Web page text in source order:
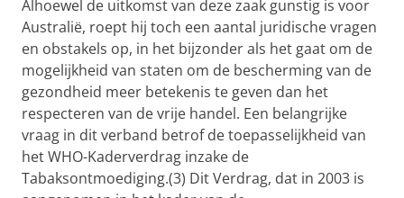
Alhoewel de uitkomst van deze zaak gunstig is voor
Australië, roept hij toch een aantal juridische vragen
en obstakels op, in het bijzonder als het gaat om de
mogelijkheid van staten om de bescherming van de
gezondheid meer betekenis te geven dan het
respecteren van de vrije handel. Een belangrijke
vraag in dit verband betrof de toepasselijkheid van
het WHO-Kaderverdrag inzake de
Tabaksontmoediging.(3) Dit Verdrag, dat in 2003 is